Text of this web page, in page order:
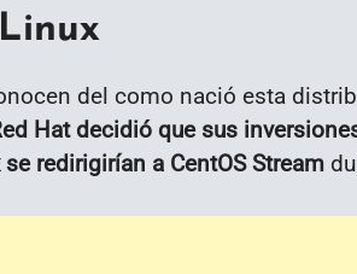
del como nació esta
Hat decidió que sus
redirigirían a CentOS Stream